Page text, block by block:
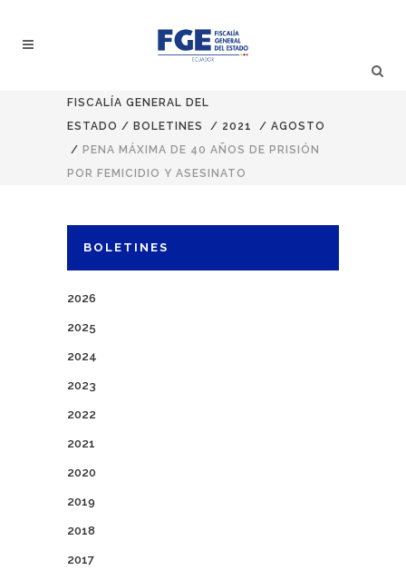
FISCALÍA GENERAL DEL
ESTADO / BOLETINES / 2021 / AGOSTO
/ PENA MÁXIMA DE 40 AÑOS DE PRISIÓN
POR FEMICIDIO Y ASESINATO
BOLETINES
2026
2025
2024
2023
2022
2021
2020
2019
2018
2017